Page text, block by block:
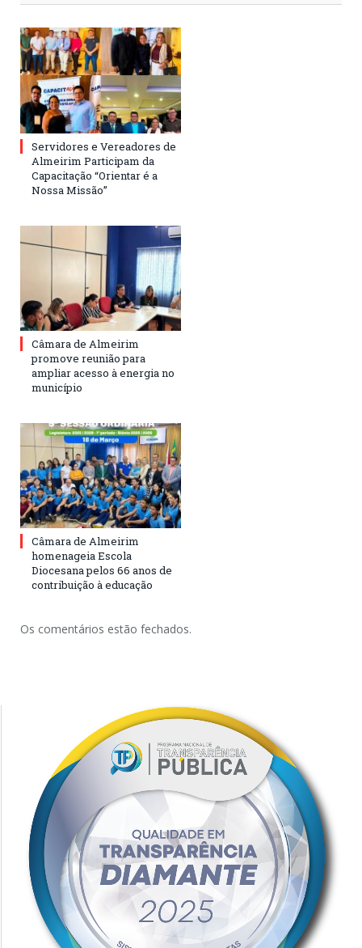
Servidores e Vereadores de
Almeirim Participam da
Capacitação “Orientar é a
Nossa Missão”
Câmara de Almeirim
promove reunião para
ampliar acesso à energia no
município
Câmara de Almeirim
homenageia Escola
Diocesana pelos 66 anos de
contribuição à educação
Os comentários estão fechados.